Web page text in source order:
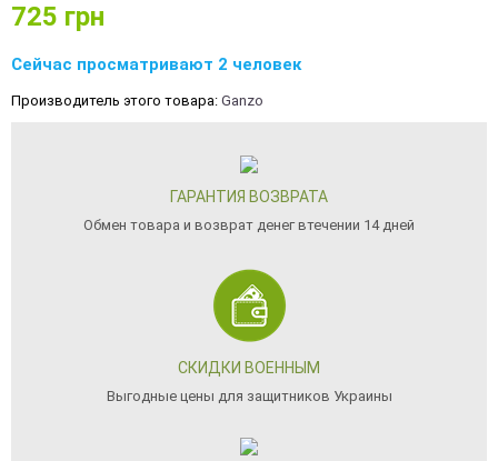
725 грн
Сейчас просматривают 2 человек
Производитель этого товара: Ganzo
ГАРАНТИЯ ВОЗВРАТА
Обмен товара и возврат денег втечении 14 дней
СКИДКИ ВОЕННЫМ
Выгодные цены для защитников Украины